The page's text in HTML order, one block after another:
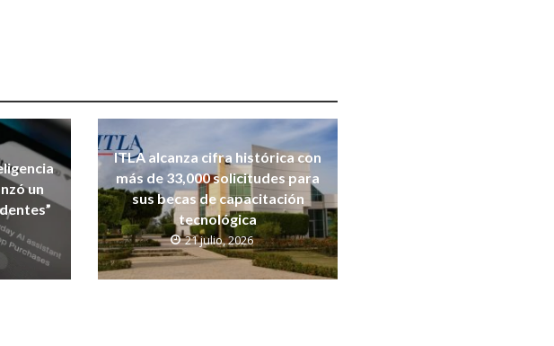
un
ITLA alcanza cifra histórica con
más de 33,000 solicitudes para
sus becas de capacitación
tecnológica
21 julio, 2026